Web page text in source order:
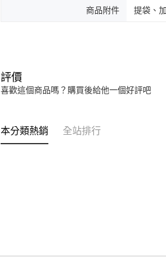
商品附件 提袋、
評價
喜歡這個商品嗎？購買後給他一個好評吧
本分類熱銷 全站排行